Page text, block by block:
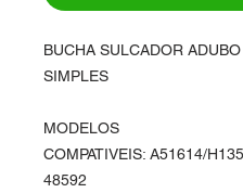
BUCHA SULCADOR
SIMPLES
MODELOS
COMPATIVEIS: A51614/
48592